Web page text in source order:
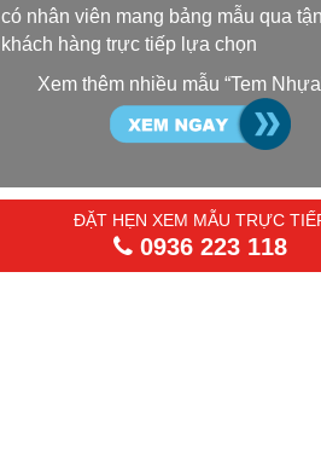
có nhân viên mang bảng mẫu qua
khách hàng trực tiếp lựa chọn
Xem thêm nhiều mẫu “Tem
ĐẶT HẸN XEM MẪU TRỰC
0936 223 118